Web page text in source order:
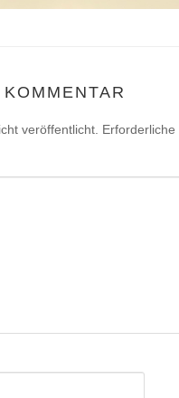
veröffentlicht.